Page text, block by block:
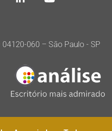
060 – São Paulo - SP